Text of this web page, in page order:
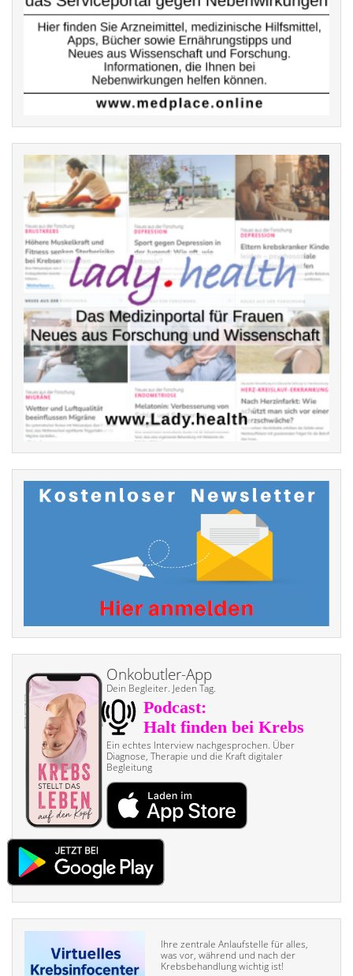
Onkobutler-App
Dein Begleiter. Jeden Tag.
Ein echtes Interview nach­gesprochen. Über
Diagnose, Therapie und die Kraft digitaler
Begleitung
Ihre zentrale Anlaufstelle für alles,
was vor, während und nach der
Krebsbehandlung wichtig ist!